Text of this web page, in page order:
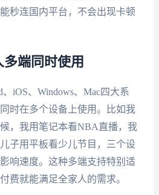
秒连国内平台，不会出现卡顿
端同时使用
iOS、Windows、Mac四大系
时在多个设备上使用。比如我
，我用笔记本看NBA直播，我
子用平板看少儿节目，三个设
响速度。这种多端支持特别适
费就能满足全家人的需求。